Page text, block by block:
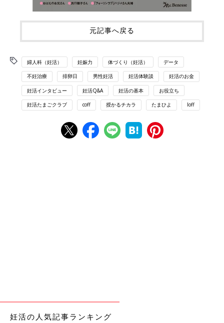
元記事へ戻る
婦人科（妊活） 妊娠力 体づくり（妊活） データ
不妊治療 排卵日 男性妊活 妊活体験談 妊活のお金
妊活インタビュー 妊活Q&A 妊活の基本 お役立ち
妊活たまごクラブ coff 授かるチカラ たまひよ loff
妊活の人気記事ランキング